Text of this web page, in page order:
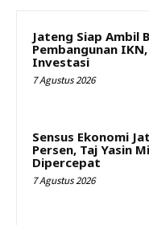
Jateng Siap Ambil
Pembangunan
Investasi
7 Agustus 2026
Sensus Ekonomi
Persen, Taj Yasin
Dipercepat
7 Agustus 2026